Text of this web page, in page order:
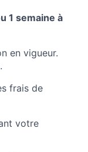
1 semaine à
en vigueur.
frais de
votre